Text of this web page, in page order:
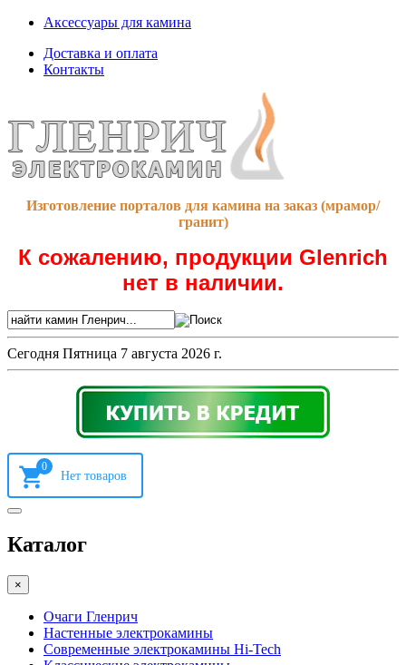
Аксессуары для камина
Доставка и оплата
Контакты
Изготовление порталов для камина на заказ (мрамор/
гранит)
К сожалению, продукции Glenrich
нет в наличии.
Сегодня Пятница 7 августа 2026 г.
0
Каталог
×
Очаги Гленрич
Настенные электрокамины
Современные электрокамины Hi-Tech